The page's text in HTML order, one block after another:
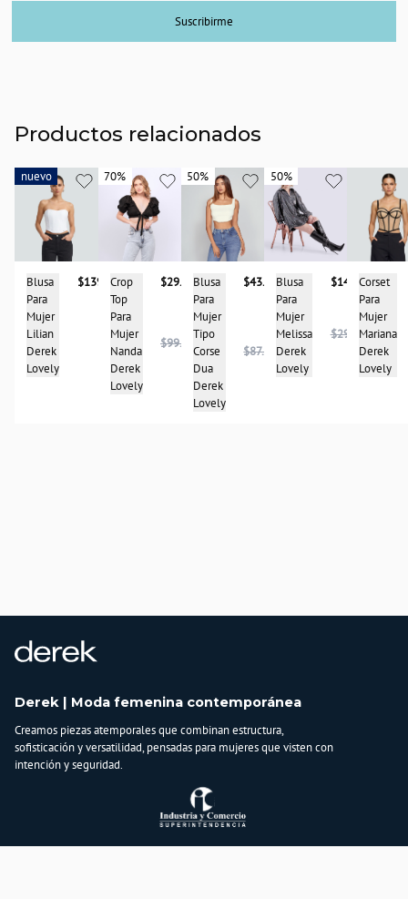
Suscribirme
Productos relacionados
nuevo
nuevo
Blusa
Para
Mujer
Lilian
Derek
Lovely
$139.900
70%
70%
Crop
Top
Para
Mujer
Nanda
Derek
Lovely
$29.950
$99.950
50%
50%
Blusa
Para
Mujer
Tipo
Corse
Dua
Derek
Lovely
$43.950
$87.900
50%
50%
Blusa
Para
Mujer
Melissa
Derek
Lovely
$148.975
$297.950
Corset
Para
Mujer
Mariana
Derek
Lovely
Derek | Moda femenina contemporánea
Creamos piezas atemporales que combinan estructura,
sofisticación y versatilidad, pensadas para mujeres que visten con
intención y seguridad.